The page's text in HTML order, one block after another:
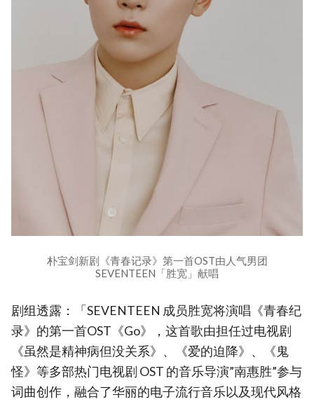
朴宝剑新剧《青春记录》第一首OST由人气男团
SEVENTEEN「胜宽」献唱
剧组透露：「SEVENTEEN 成员胜宽将演唱《青春纪
录》的第一首OST《Go》，这首歌由担任过电视剧
《虽然是精神病但没关系》、《爱的迫降》、《鬼
怪》等多部热门电视剧 OST 的音乐导演”南惠胜”参与
词曲创作，融合了华丽的电子流行音乐以及现代风格